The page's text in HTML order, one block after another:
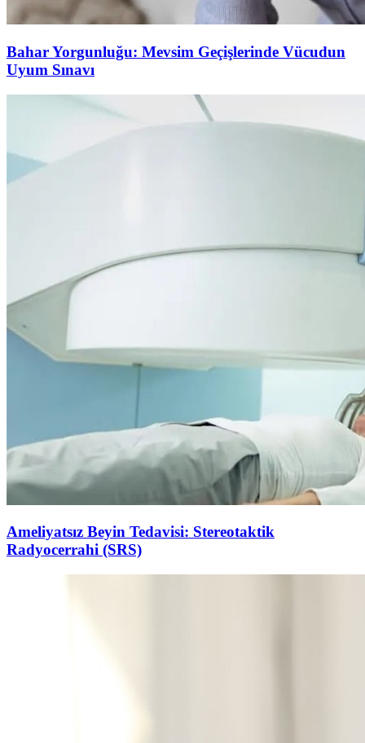
Bahar Yorgunluğu: Mevsim Geçişlerinde Vücudun
Uyum Sınavı
Ameliyatsız Beyin Tedavisi: Stereotaktik
Radyocerrahi (SRS)